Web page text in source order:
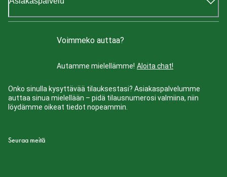
Voimmeko auttaa?
Autamme mielellämme! Aloita chat!
Onko sinulla kysyttävää tilauksestasi? Asiakaspalvelumme
auttaa sinua mielellään – pidä tilausnumerosi valmiina, niin
löydämme oikeat tiedot nopeammin.
Seuraa meitä